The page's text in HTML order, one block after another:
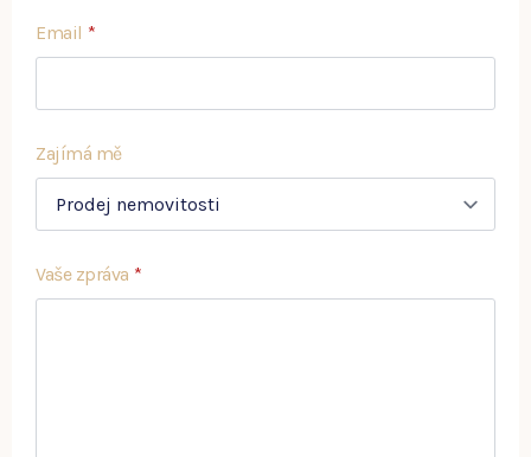
Email *
Zajímá mě
Vaše zpráva *